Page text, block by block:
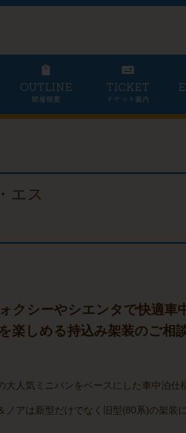
OUTLINE
開催概要
TICKET
チケット案内
エス
クシーやシエンタで快適車
楽しめる持込み架装のご相
人気ミニバンをベースにした車中泊仕
アは新型だけでなく旧型(80系)の架装